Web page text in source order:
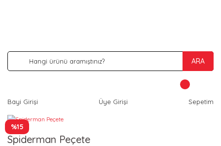
ARA
Bayi Girişi Üye Girişi Sepetim
%15
Spiderman Peçete